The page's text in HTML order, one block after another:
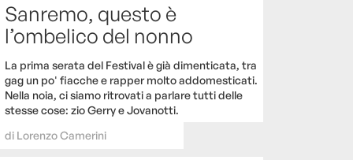
Sanremo, questo è
l’ombelico del nonno
La prima serata del Festival è già dimenticata, tra
gag un po' fiacche e rapper molto addomesticati.
Nella noia, ci siamo ritrovati a parlare tutti delle
stesse cose: zio Gerry e Jovanotti.
di Lorenzo Camerini